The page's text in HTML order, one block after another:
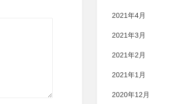
2021年4月
2021年3月
2021年2月
2021年1月
2020年12月